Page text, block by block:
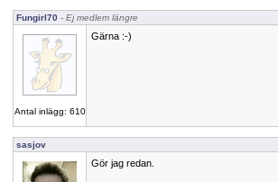
Fungirl70 - Ej medlem längre
Antal inlägg: 610
Gärna :-)
sasjov
Gör jag redan.